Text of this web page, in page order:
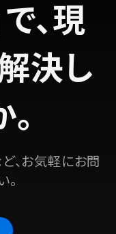
、現
決し
、お気軽にお問
。